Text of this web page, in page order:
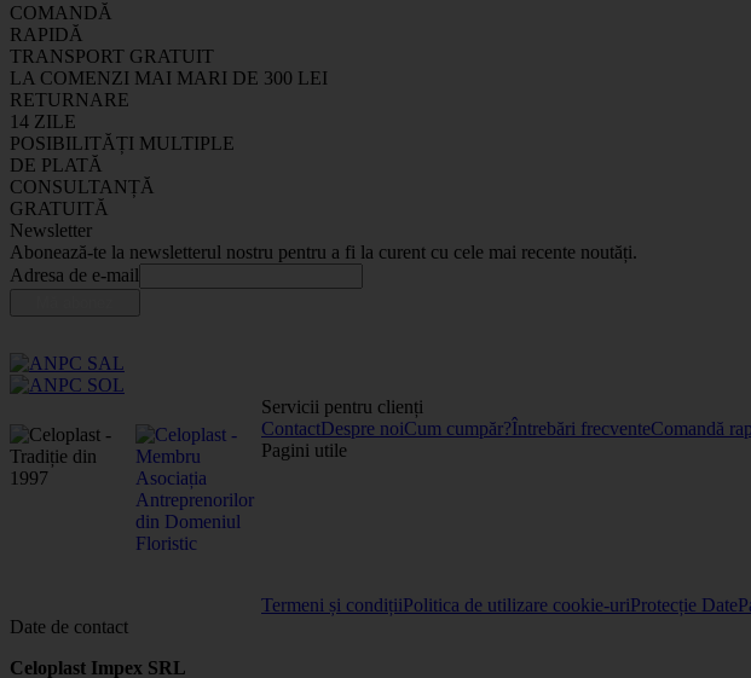
COMANDĂ
RAPIDĂ
TRANSPORT GRATUIT
LA COMENZI MAI MARI DE 300 LEI
RETURNARE
14 ZILE
POSIBILITĂȚI MULTIPLE
DE PLATĂ
CONSULTANȚĂ
GRATUITĂ
Newsletter
Abonează-te la newsletterul nostru pentru a fi la curent cu cele mai recente noutăți.
Adresa de e-mail
Servicii pentru clienți
ContactDespre noiCum cumpăr?Întrebări frecventeComandă
Pagini utile
Termeni și condițiiPolitica de utilizare cookie-uriProtecție Date
Date de contact
Celoplast Impex SRL